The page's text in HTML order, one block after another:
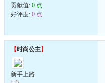
贡献值: 0 点
好评度: 0 点
【时尚公主】
新手上路